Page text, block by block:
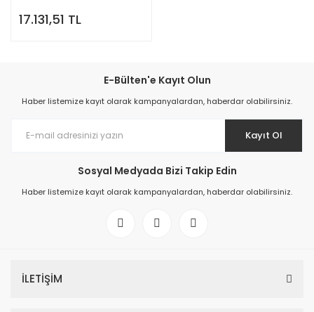
17.131,51 TL
E-Bülten'e Kayıt Olun
Haber listemize kayıt olarak kampanyalardan, haberdar olabilirsiniz.
Kayıt Ol
Sosyal Medyada Bizi Takip Edin
Haber listemize kayıt olarak kampanyalardan, haberdar olabilirsiniz.
İLETİŞİM